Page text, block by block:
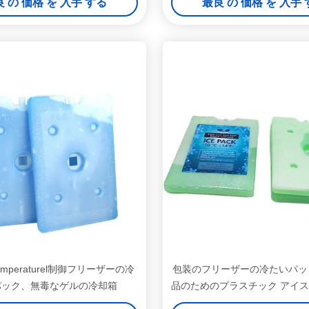
の 価格 を 入手 する 最良 の 価格 を 入手
制御フリーザーの冷
ク、無毒なゲルの冷却箱
包装のフリーザーの冷たいパ
品のためのプラスチック アイ
スタマイズして下さ